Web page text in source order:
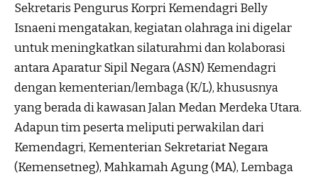
Sekretaris Pengurus Korpri Kemendagri Belly
Isnaeni mengatakan, kegiatan olahraga ini digelar
untuk meningkatkan silaturahmi dan kolaborasi
antara Aparatur Sipil Negara (ASN) Kemendagri
dengan kementerian/lembaga (K/L), khususnya
yang berada di kawasan Jalan Medan Merdeka Utara.
Adapun tim peserta meliputi perwakilan dari
Kemendagri, Kementerian Sekretariat Negara
(Kemensetneg), Mahkamah Agung (MA), Lembaga